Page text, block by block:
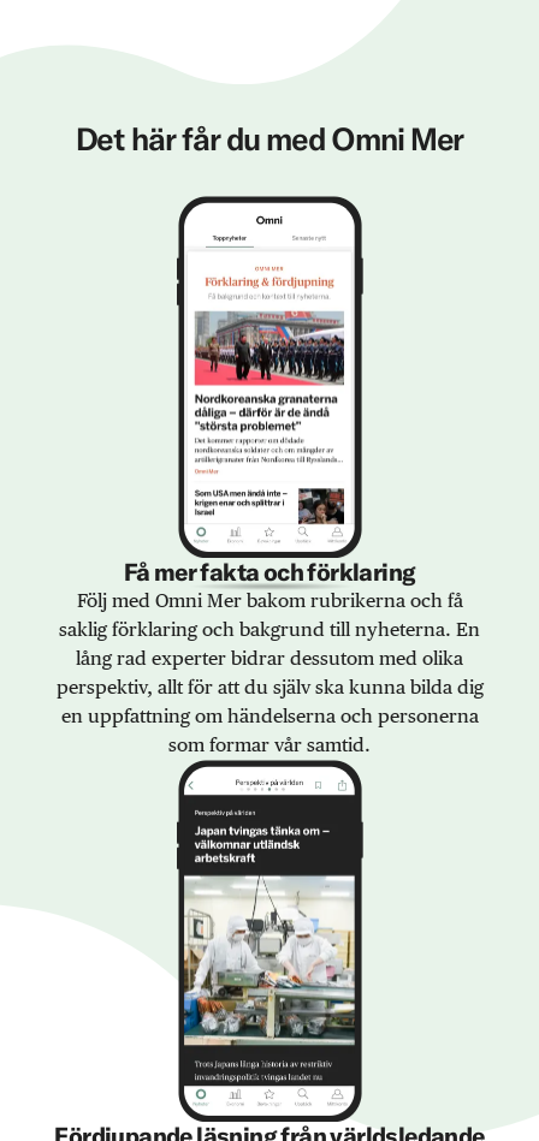
Det här får du med Omni Mer
Få mer fakta och förklaring
Följ med Omni Mer bakom rubrikerna och få
saklig förklaring och bakgrund till nyheterna. En
lång rad experter bidrar dessutom med olika
perspektiv, allt för att du själv ska kunna bilda dig
en uppfattning om händelserna och personerna
som formar vår samtid.